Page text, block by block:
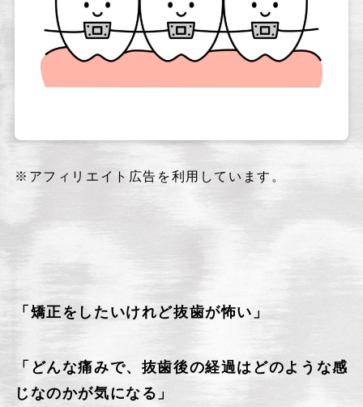
※アフィリエイト広告を利用しています。
「矯正をしたいけれど抜歯が怖い」
「どんな痛みで、抜歯後の経過はどのような感
じなのかが気になる」